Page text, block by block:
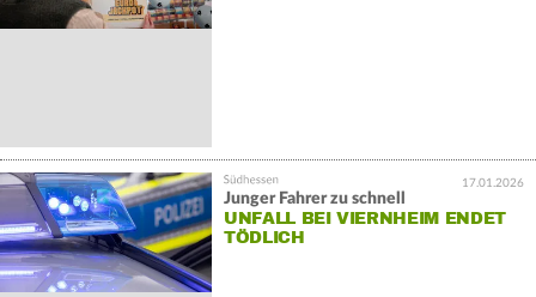
17.01.2026
Junger Fahrer zu schnell
UNFALL BEI VIERNHEIM ENDET
TÖDLICH